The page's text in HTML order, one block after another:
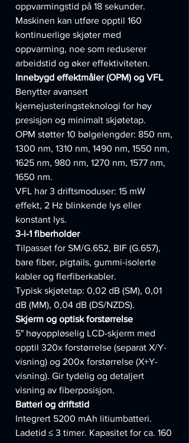
oppvarmingstid på 18 sekunder.
Maskinen kan utføre opptil 160
kontinuerlige skjøter med
oppvarming, noe som reduserer
arbeidstid og øker effektiviteten.
Innebygd effektmåler (OPM) og VFL
Benytter avansert
kjernejusteringsteknologi for høy
presisjon og minimalt skjøtetap.
OPM støtter 10 bølgelengder: 850 nm,
1300 nm, 1310 nm, 1490 nm, 1550 nm,
1625 nm, 980 nm, 1270 nm, 1577 nm,
1650 nm.
VFL har 3 driftsmoduser: 15 mW
effekt, 2 Hz blinkende lys eller
konstant lys.
3-i-1 fiberholder
Tilpasset for SM/G.652, BIF (G.657),
bare fiber, pigtails, gummi-isolerte
kabler og flerfiberkabler.
Typisk skjøtetap: 0,02 dB (SM), 0,01
dB (MM), 0,04 dB (DS/NZDS).
Skjerm og optisk forstørrelse
5" høyoppløselig LCD-skjerm med
opptil 320x forstørrelse (separat X/Y-
visning) og 200x forstørrelse (X+Y-
visning). Gir tydelig og detaljert
visning av fiberposisjon.
Batteri og driftstid
Integrert 5200 mAh litiumbatteri.
Ladetid ≤ 3 timer. Kapasitet for ca. 160